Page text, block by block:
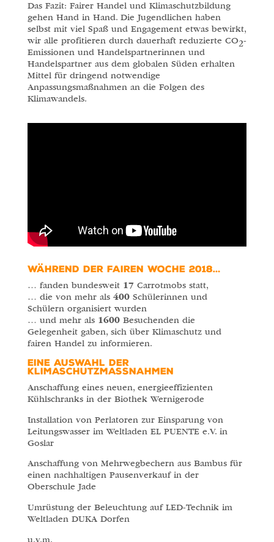
Das Fazit: Fairer Handel und Klimaschutzbildung
gehen Hand in Hand. Die Jugendlichen haben
selbst mit viel Spaß und Engagement etwas bewirkt,
wir alle profitieren durch dauerhaft reduzierte CO2-
Emissionen und Handelspartnerinnen und
Handelspartner aus dem globalen Süden erhalten
Mittel für dringend notwendige
Anpassungsmaßnahmen an die Folgen des
Klimawandels.
WÄHREND DER FAIREN WOCHE 2018…
… fanden bundesweit 17Carrotmobs statt,
… die von mehr als 400Schülerinnen und
Schülern organisiert wurden
… und mehr als 1600Besuchenden die
Gelegenheit gaben, sich über Klimaschutz und
fairen Handel zu informieren.
EINE AUSWAHL DER
KLIMASCHUTZMASSNAHMEN
Anschaffung eines neuen, energieeffizienten
Kühlschranks in der Biothek Wernigerode
Installation von Perlatoren zur Einsparung von
Leitungswasser im Weltladen EL PUENTE e.V. in
Goslar
Anschaffung von Mehrwegbechern aus Bambus für
einen nachhaltigen Pausenverkauf in der
Oberschule Jade
Umrüstung der Beleuchtung auf LED-Technik im
Weltladen DUKA Dorfen